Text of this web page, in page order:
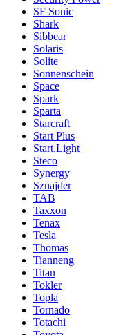
SF Sonic
Shark
Sibbear
Solaris
Solite
Sonnenschein
Space
Spark
Sparta
Starcraft
Start Plus
Start.Light
Steco
Synergy
Sznajder
TAB
Taxxon
Tenax
Tesla
Thomas
Tianneng
Titan
Tokler
Topla
Tornado
Totachi